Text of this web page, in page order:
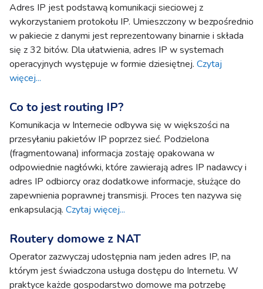
Adres IP jest podstawą komunikacji sieciowej z
wykorzystaniem protokołu IP. Umieszczony w bezpośrednio
w pakiecie z danymi jest reprezentowany binarnie i składa
się z 32 bitów. Dla ułatwienia, adres IP w systemach
operacyjnych występuje w formie dziesiętnej. Czytaj
więcej...
Co to jest routing IP?
Komunikacja w Internecie odbywa się w większości na
przesyłaniu pakietów IP poprzez sieć. Podzielona
(fragmentowana) informacja zostaję opakowana w
odpowiednie nagłówki, które zawierają adres IP nadawcy i
adres IP odbiorcy oraz dodatkowe informacje, służące do
zapewnienia poprawnej transmisji. Proces ten nazywa się
enkapsulacją. Czytaj więcej...
Routery domowe z NAT
Operator zazwyczaj udostępnia nam jeden adres IP, na
którym jest świadczona usługa dostępu do Internetu. W
praktyce każde gospodarstwo domowe ma potrzebę